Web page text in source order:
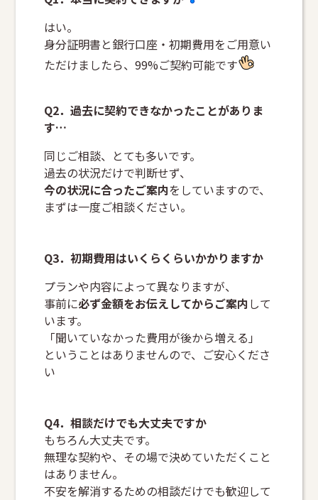
はい。
身分証明書と銀行口座・初期費用をご用意い
ただけましたら、99%ご契約可能です
Q2．過去に契約できなかったことがありま
す…
同じご相談、とても多いです。
過去の状況だけで判断せず、
今の状況に合ったご案内をしていますので、
まずは一度ご相談ください。
Q3．初期費用はいくらくらいかかりますか
プランや内容によって異なりますが、
事前に必ず金額をお伝えしてからご案内 して
います。
「聞いていなかった費用が後から増える」
ということはありませんので、ご安心くださ
い
Q4．相談だけでも大丈夫ですか
もちろん大丈夫です。
無理な契約や、その場で決めていただくこと
はありません。
不安を解消するための相談だけでも歓迎して